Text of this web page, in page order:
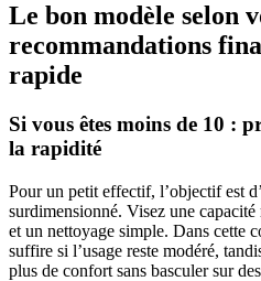
Le bon modèle selon
recommandations
rapide
Si vous êtes moins de 10 :
la rapidité
Pour un petit effectif, l’objectif est
surdimensionné. Visez une
et un nettoyage simple. Dans cette
suffire si l’usage reste modéré,
plus de confort sans basculer sur